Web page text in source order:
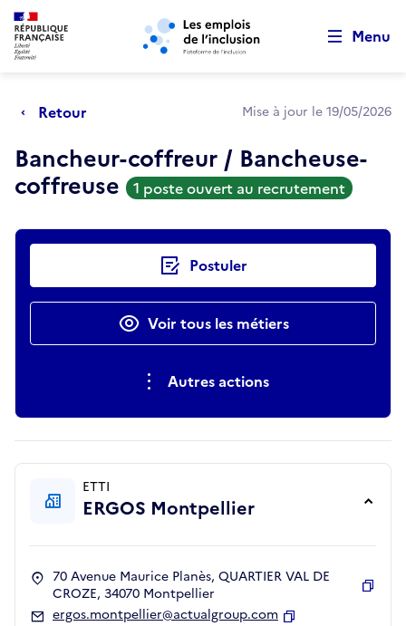
Aller au menu principal Aller au contenu principal
Menu
Retour Mise à jour le 19/05/2026
Bancheur-coffreur / Bancheuse-
coffreuse 1 poste ouvert au recrutement
Actions rapides Postuler
Voir tous les métiers
Autres actions
ETTI
ERGOS Montpellier
70 Avenue Maurice Planès, QUARTIER VAL DE
CROZE, 34070 Montpellier
ergos.montpellier@actualgroup.com
Retour au début de la page
Panneau de gestion des cookies